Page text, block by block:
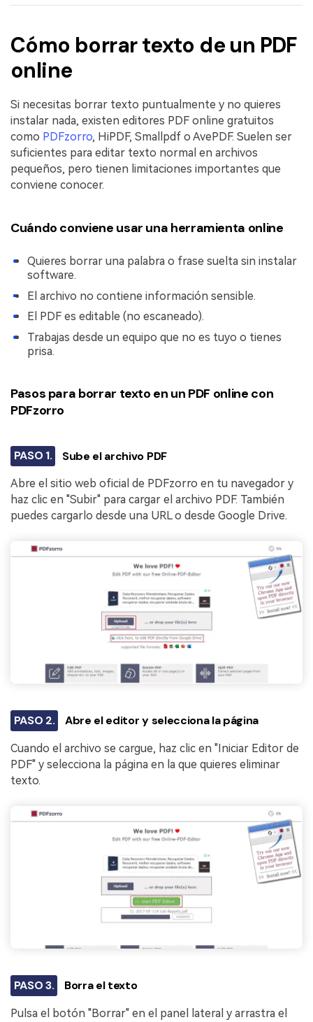
Cómo borrar texto de un PDF
online
Si necesitas borrar texto puntualmente y no quieres
instalar nada, existen editores PDF online gratuitos
como PDFzorro, HiPDF, Smallpdf o AvePDF. Suelen ser
suficientes para editar texto normal en archivos
pequeños, pero tienen limitaciones importantes que
conviene conocer.
Cuándo conviene usar una herramienta online
Quieres borrar una palabra o frase suelta sin instalar
software.
El archivo no contiene información sensible.
El PDF es editable (no escaneado).
Trabajas desde un equipo que no es tuyo o tienes
prisa.
Pasos para borrar texto en un PDF online con
PDFzorro
PASO 1. Sube el archivo PDF
Abre el sitio web oficial de PDFzorro en tu navegador y
haz clic en "Subir" para cargar el archivo PDF. También
puedes cargarlo desde una URL o desde Google Drive.
PASO 2. Abre el editor y selecciona la página
Cuando el archivo se cargue, haz clic en "Iniciar Editor de
PDF" y selecciona la página en la que quieres eliminar
texto.
PASO 3. Borra el texto
Pulsa el botón "Borrar" en el panel lateral y arrastra el